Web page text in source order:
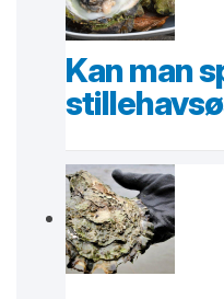
Kan man